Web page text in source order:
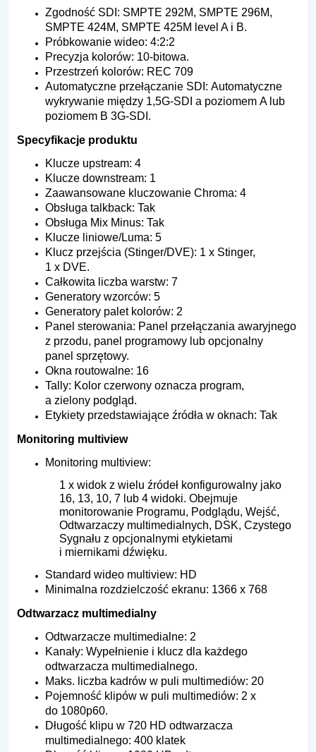
Zgodność SDI: SMPTE 292M, SMPTE 296M,
SMPTE 424M, SMPTE 425M level A i B.
Próbkowanie wideo: 4:2:2
Precyzja kolorów: 10-bitowa.
Przestrzeń kolorów: REC 709
Automatyczne przełączanie SDI: Automatyczne
wykrywanie między 1,5G-SDI a poziomem A lub
poziomem B 3G‑SDI.
Specyfikacje produktu
Klucze upstream: 4
Klucze downstream: 1
Zaawansowane kluczowanie Chroma: 4
Obsługa talkback: Tak
Obsługa Mix Minus: Tak
Klucze liniowe/Luma: 5
Klucz przejścia (Stinger/DVE): 1 x Stinger,
1 x DVE.
Całkowita liczba warstw: 7
Generatory wzorców: 5
Generatory palet kolorów: 2
Panel sterowania: Panel przełączania awaryjnego
z przodu, panel programowy lub opcjonalny
panel sprzętowy.
Okna routowalne: 16
Tally: Kolor czerwony oznacza program,
a zielony podgląd.
Etykiety przedstawiające źródła w oknach: Tak
Monitoring multiview
Monitoring multiview:
1 x widok z wielu źródeł konfigurowalny jako
16, 13, 10, 7 lub 4 widoki. Obejmuje
monitorowanie Programu, Podglądu, Wejść,
Odtwarzaczy multimedialnych, DSK, Czystego
Sygnału z opcjonalnymi etykietami
i miernikami dźwięku.
Standard wideo multiview: HD
Minimalna rozdzielczość ekranu: 1366 x 768
Odtwarzacz multimedialny
Odtwarzacze multimedialne: 2
Kanały: Wypełnienie i klucz dla każdego
odtwarzacza multimedialnego.
Maks. liczba kadrów w puli multimediów: 20
Pojemność klipów w puli multimediów: 2 x
do 1080p60.
Długość klipu w 720 HD odtwarzacza
multimedialnego: 400 klatek